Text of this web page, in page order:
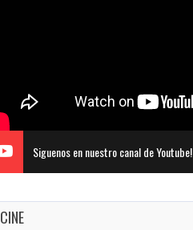
Siguenos en nuestro canal de Youtube!
CINE